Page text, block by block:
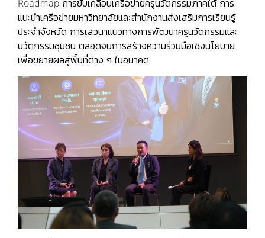
Roadmap การขับเคลื่อนเครือข่ายครูนวัตกรรมภาคใต้ การ
แนะนำเครือข่ายมหาวิทยาลัยและสำนักงานส่งเสริมการเรียนรู้
ประจำจังหวัด การเสวนาแนวทางการพัฒนาครูนวัตกรรมและ
นวัตกรรมชุมชน ตลอดจนการสร้างความร่วมมือเชิงนโยบาย
เพื่อขยายผลสู่พื้นที่ต่าง ๆ ในอนาคต